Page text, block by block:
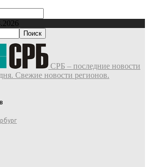
СРБ – последние новости
Свежие новости регионов.